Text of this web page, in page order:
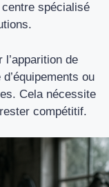
spécialisé
de
ou
Cela nécessite
compétitif.